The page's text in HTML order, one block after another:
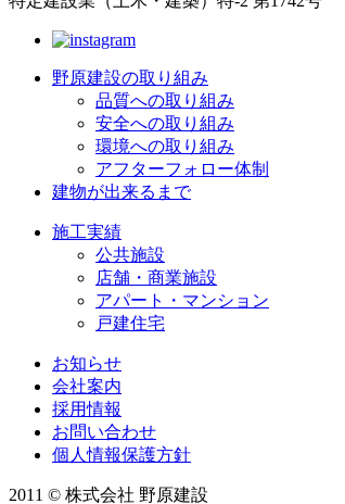
野原建設の取り組み
品質への取り組み
安全への取り組み
環境への取り組み
アフターフォロー体制
建物が出来るまで
施工実績
公共施設
店舗・商業施設
アパート・マンション
戸建住宅
お知らせ
会社案内
採用情報
お問い合わせ
個人情報保護方針
2011 © 株式会社 野原建設